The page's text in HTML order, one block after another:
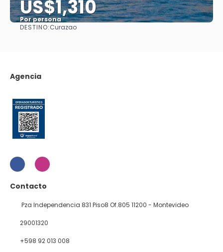
US$1,310
Por persona
DESTINO:Curazao
Agencia
Contacto
Pza Independencia 831 Piso8 Of.805 11200 - Montevideo
29001320
+598 92 013 008